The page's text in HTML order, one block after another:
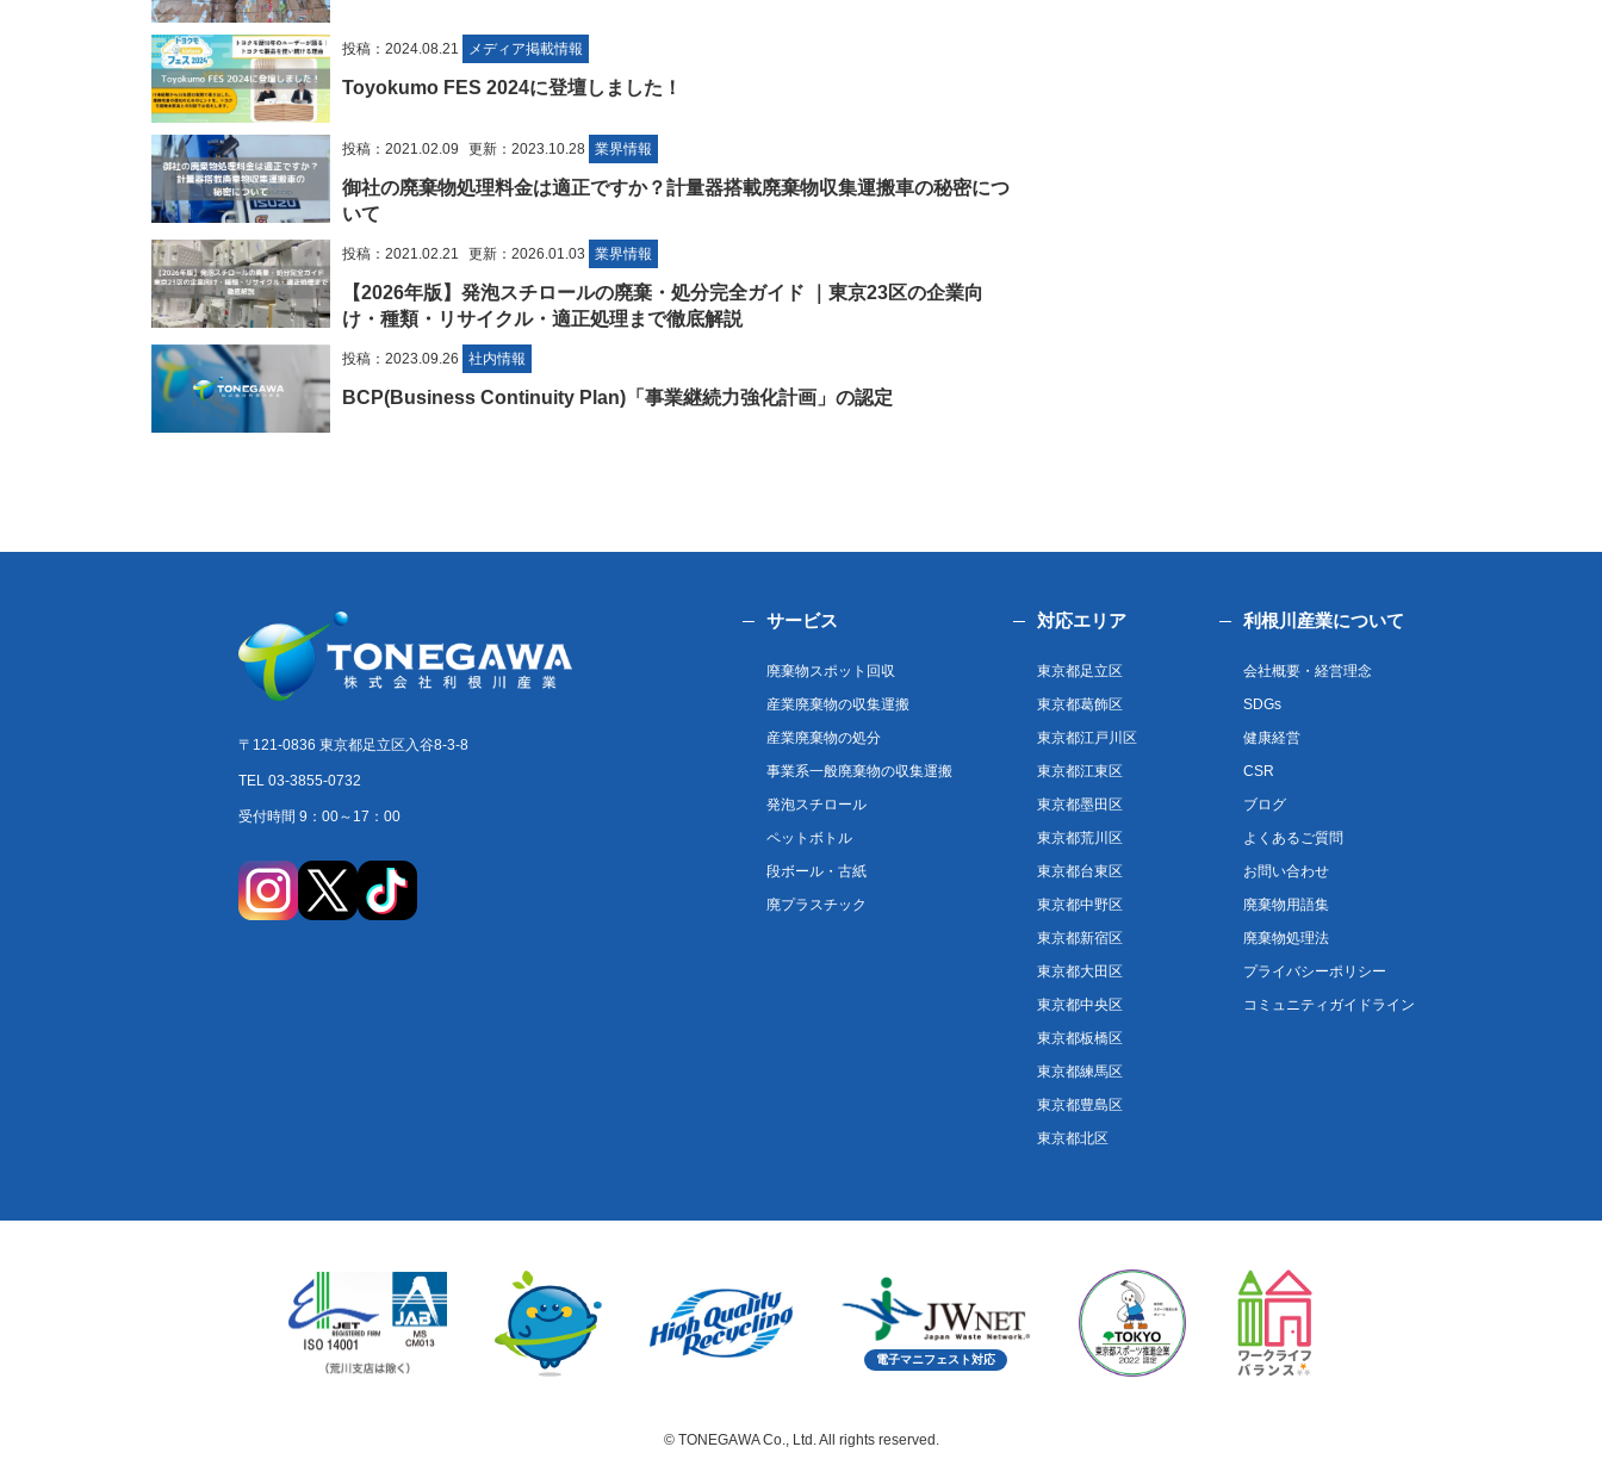
投稿：2024.08.21 メディア掲載情報
Toyokumo FES 2024に登壇しました！
投稿：2021.02.09 更新：2023.10.28 業界情報
御社の廃棄物処理料金は適正ですか？計量器搭載廃棄物収集運搬車の秘密につ
いて
投稿：2021.02.21 更新：2026.01.03 業界情報
【2026年版】発泡スチロールの廃棄・処分完全ガイド ｜東京23区の企業向
け・種類・リサイクル・適正処理まで徹底解説
投稿：2023.09.26 社内情報
BCP(Business Continuity Plan)「事業継続力強化計画」の認定
〒121-0836 東京都足立区入谷8-3-8
TEL 03-3855-0732
受付時間 9：00～17：00
サービス
廃棄物スポット回収
産業廃棄物の収集運搬
産業廃棄物の処分
事業系一般廃棄物の収集運搬
発泡スチロール
ペットボトル
段ボール・古紙
廃プラスチック
対応エリア
東京都足立区
東京都葛飾区
東京都江戸川区
東京都江東区
東京都墨田区
東京都荒川区
東京都台東区
東京都中野区
東京都新宿区
東京都大田区
東京都中央区
東京都板橋区
東京都練馬区
東京都豊島区
東京都北区
利根川産業について
会社概要・経営理念
SDGs
健康経営
CSR
ブログ
よくあるご質問
お問い合わせ
廃棄物用語集
廃棄物処理法
プライバシーポリシー
コミュニティガイドライン
電子マニフェスト対応
© TONEGAWA Co., Ltd. All rights reserved.